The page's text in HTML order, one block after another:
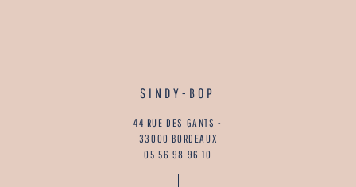
SINDY-BOP
44 RUE DES GANTS -
33000 BORDEAUX
05 56 98 96 10